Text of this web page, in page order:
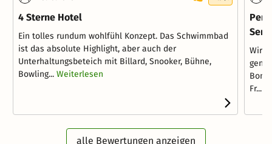
4 Sterne Hotel
Ein tolles rundum wohlfühl Konzept. Das Schwimmbad
ist das absolute Highlight, aber auch der
Unterhaltungsbeteich mit Billard, Snooker, Bühne,
Bowling... Weiterlesen
Wir
Fr...
alle Bewertungen anzeigen